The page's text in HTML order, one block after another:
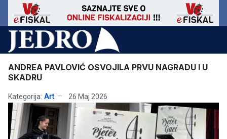
ANDREA PAVLOVIĆ OSVOJILA PRVU NAGRADU I U
SKADRU
Kategorija: Art 26 Maj 2026